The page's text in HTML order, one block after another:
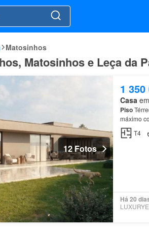
Matosinhos
Matosinhos e Leça da
12 Fotos
1 350
Casa
Piso
máximo
T4
Há 20